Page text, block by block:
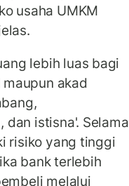
usaha UMKM
lebih luas bagi
akad
dan istisna'. Selama
risiko yang tinggi
bank terlebih
melalui